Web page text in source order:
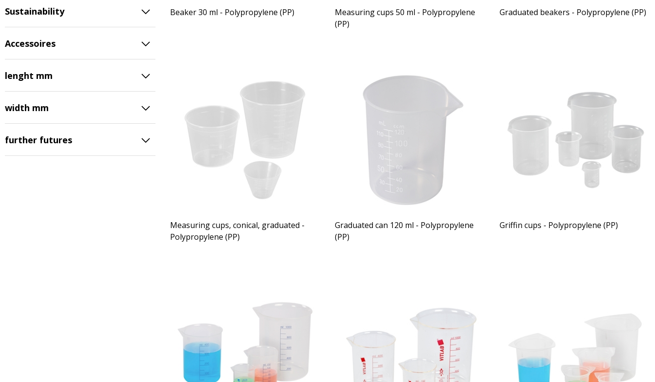
Sustainability
Accessoires
lenght mm
width mm
further futures
Beaker 30 ml - Polypropylene (PP)
Measuring cups 50 ml - Polypropylene
(PP)
Graduated beakers - Polypropylene (PP)
Measuring cups, conical, graduated -
Polypropylene (PP)
Graduated can 120 ml - Polypropylene
(PP)
Griffin cups - Polypropylene (PP)